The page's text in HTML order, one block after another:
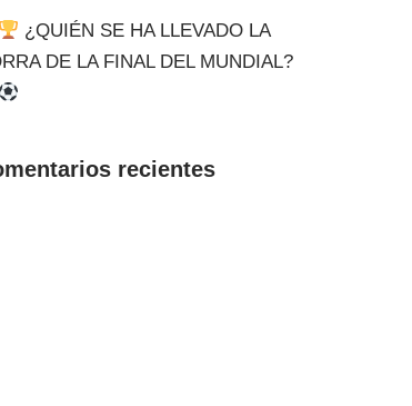
¿QUIÉN SE HA LLEVADO LA
DE LA FINAL DEL MUNDIAL?
recientes